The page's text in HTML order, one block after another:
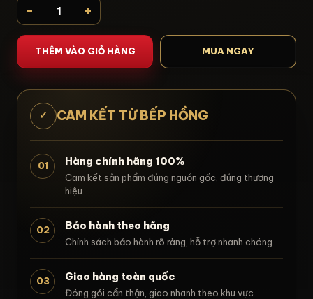
- +
THÊM VÀO GIỎ HÀNG MUA NGAY
✓ CAM KẾT TỪ BẾP HỒNG
01 Hàng chính hãng 100%
Cam kết sản phẩm đúng nguồn gốc, đúng thương
hiệu.
02 Bảo hành theo hãng
Chính sách bảo hành rõ ràng, hỗ trợ nhanh chóng.
03 Giao hàng toàn quốc
Đóng gói cẩn thận, giao nhanh theo khu vực.